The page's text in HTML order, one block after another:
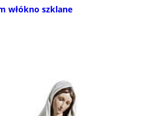
włókno szklane